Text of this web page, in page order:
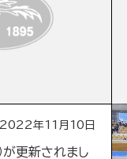
2022年11月10日
が更新されまし